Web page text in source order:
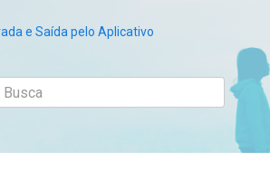
e Saída pelo Aplicativo